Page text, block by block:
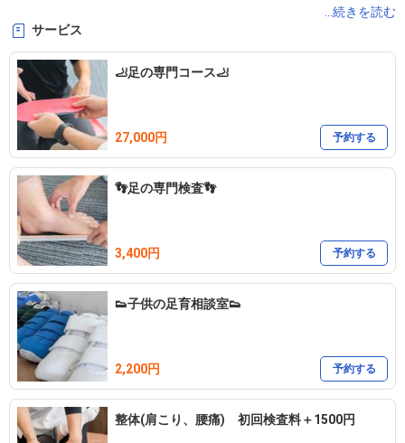
☑️変形性膝関節症
☑️坐骨神経痛等の神経痛
☑️慢性的な腰痛や下肢痛
一つでも当てはまれば
靴×インソール×運動療法で一緒にお悩みを解決しましょう👍
また、慢性的な腰痛や肩こりでお困りの方もお気軽にお問合せ下さ
い😊
...続きを読む
サービス
🦶足の専門コース🦶
27,000円 予約する
👣足の専門検査👣
3,400円 予約する
👟子供の足育相談室👟
2,200円 予約する
整体(肩こり、腰痛) 初回検査料＋1500円